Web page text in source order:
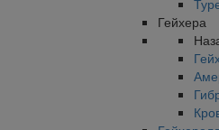
Гейхера